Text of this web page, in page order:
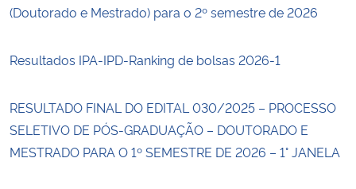
(Doutorado e Mestrado) para o 2º semestre de 2026
Resultados IPA-IPD-Ranking de bolsas 2026-1
RESULTADO FINAL DO EDITAL 030/2025 – PROCESSO
SELETIVO DE PÓS-GRADUAÇÃO – DOUTORADO E
MESTRADO PARA O 1º SEMESTRE DE 2026 – 1° JANELA